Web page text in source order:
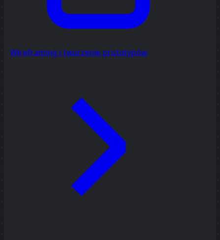
Wireframing i tworzenie prototypów